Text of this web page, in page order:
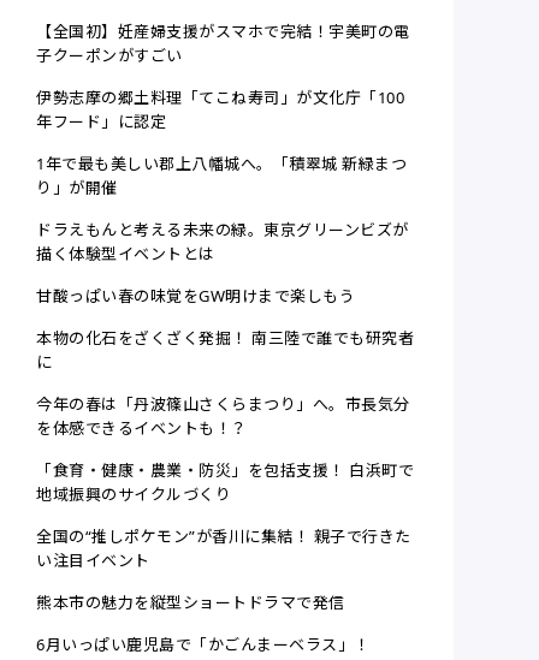
【全国初】妊産婦支援がスマホで完結！宇美町の電
子クーポンがすごい
伊勢志摩の郷土料理「てこね寿司」が文化庁「100
年フード」に認定
1年で最も美しい郡上八幡城へ。「積翠城 新緑まつ
り」が開催
ドラえもんと考える未来の緑。東京グリーンビズが
描く体験型イベントとは
甘酸っぱい春の味覚をGW明けまで楽しもう
本物の化石をざくざく発掘！ 南三陸で誰でも研究者
に
今年の春は「丹波篠山さくらまつり」へ。市長気分
を体感できるイベントも！？
「食育・健康・農業・防災」を包括支援！ 白浜町で
地域振興のサイクルづくり
全国の“推しポケモン”が香川に集結！ 親子で行きた
い注目イベント
熊本市の魅力を縦型ショートドラマで発信
6月いっぱい鹿児島で「かごんまーベラス」！